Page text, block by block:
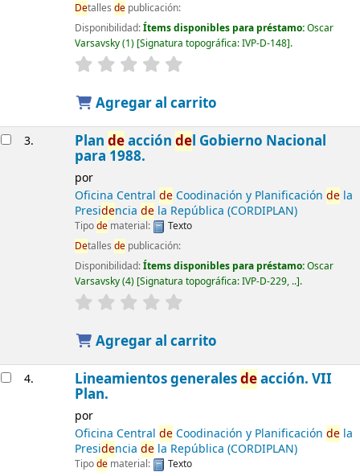
Detalles depublicación:
Disponibilidad:Ítems disponibles para préstamo:Oscar
Varsavsky(1) Signatura topográfica:IVP-D-148 .
Agregar al carrito
3. Plan deacción del Gobierno Nacional
para 1988.
por
Oficina Central deCoodinación y Planificación dela
Presidencia dela República (CORDIPLAN)
Tipodematerial:
Texto
Detalles depublicación:
Disponibilidad:Ítems disponibles para préstamo:Oscar
Varsavsky(4) Signatura topográfica:IVP-D-229, .. .
Agregar al carrito
4. Lineamientos generalesdeacción. VII
Plan.
por
Oficina Central deCoodinación y Planificación dela
Presidencia dela República (CORDIPLAN)
Tipodematerial:
Texto